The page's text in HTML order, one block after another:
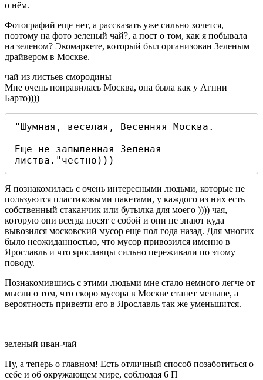
о нём.
Фотографий еще нет, а рассказать уже сильно хочется,
поэтому на фото зеленый чай?, а пост о том, как я побывала
на зеленом? Экомаркете, который был организован Зеленым
драйвером в Москве.
чай из листьев смородины
Мне очень понравилась Москва, она была как у Агнии
Барто))))
"Шумная, веселая, Весенняя Москва.
Еще не запыленная Зеленая
листва."честно)))
Я познакомилась с очень интересными людьми, которые не
пользуются пластиковыми пакетами, у каждого из них есть
собственный стаканчик или бутылка для моего )))) чая,
которую они всегда носят с собой и они не знают куда
вывозился московский мусор еще пол года назад. Для многих
было неожиданностью, что мусор привозился именно в
Ярославль и что ярославцы сильно переживали по этому
поводу.
Познакомившись с этими людьми мне стало немного легче от
мысли о том, что скоро мусора в Москве станет меньше, а
вероятность привезти его в Ярославль так же уменьшится.
зеленый иван-чай
Ну, а теперь о главном! Есть отличный способ позаботиться о
себе и об окружающем мире, соблюдая 6 П